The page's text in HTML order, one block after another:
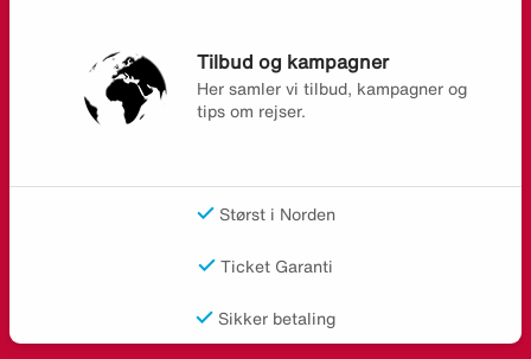
Tilbud og kampagner
Her samler vi tilbud, kampagner og
tips om rejser.
Størst i Norden
Ticket Garanti
Sikker betaling